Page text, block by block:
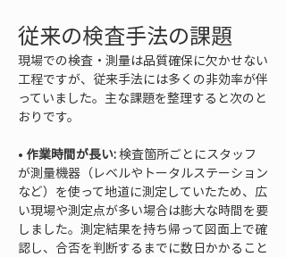
従来の検査手法の課題
現場での検査・測量は品質確保に欠かせない
工程ですが、従来手法には多くの非効率が伴
っていました。主な課題を整理すると次のと
おりです。
• 作業時間が長い: 検査箇所ごとにスタッフ
が測量機器（レベルやトータルステーション
など）を使って地道に測定していたため、広
い現場や測定点が多い場合は膨大な時間を要
しました。測定結果を持ち帰って図面上で確
認し、合否を判断するまでに数日かかること